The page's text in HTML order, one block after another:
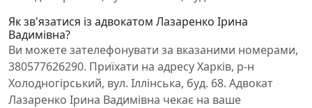
Як зв'язатися із адвокатом Лазаренко Ірина
Вадимівна?
Ви можете зателефонувати за вказаними номерами,
380577626290. Приїхати на адресу Харків, р-н
Холодногірський, вул. Іллінська, буд. 68. Адвокат
Лазаренко Ірина Вадимівна чекає на ваше